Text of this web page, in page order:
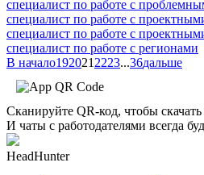
специалист по работе с
специалист по работе с
специалист по работе с
специалист по работе с регионами
В начало192021 2223...36дальше
Сканируйте QR-код, чтобы
И чаты с работодателями всегда
HeadHunter